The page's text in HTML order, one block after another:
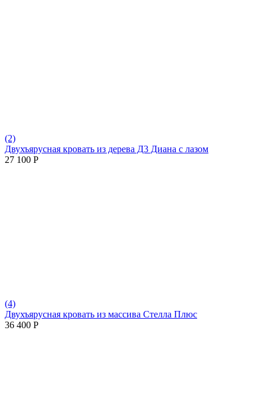
(2)
Двухъярусная кровать из дерева Д3 Диана с лазом
27 100 Р
(4)
Двухъярусная кровать из массива Стелла Плюс
36 400 Р